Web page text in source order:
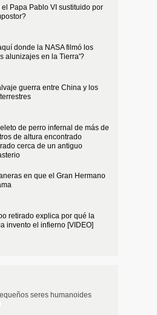
el Papa Pablo VI sustituido por
donde la NASA filmó los
alunizajes en la Tierra'?
guerra entre China y los
de perro infernal de más de
de altura encontrado
cerca de un antiguo
en que el Gran Hermano
retirado explica por qué la
invento el infierno [VIDEO]
seres humanoides